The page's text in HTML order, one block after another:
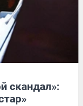
скандал»: